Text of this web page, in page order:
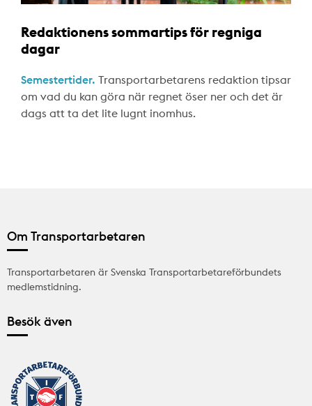
Redaktionens sommartips för regniga
dagar
Semestertider. Transportarbetarens redaktion tipsar
om vad du kan göra när regnet öser ner och det är
dags att ta det lite lugnt inomhus.
Om Transportarbetaren
Transportarbetaren är Svenska Transportarbetareförbundets
medlemstidning.
Besök även